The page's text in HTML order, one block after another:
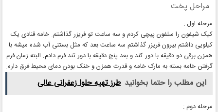
مراحل پخت
مرحله اول :
کیک شیفون را سلفون پیچی کردم و سه ساعت تو فریزر گذاشتم. خامه قنادی یک
کیلویی داشتم بیرون فریزر گذاشتم سه ساعت بعد که مثل بستنی آب شده میشه با
همزن برقی دو دقیقه با دور کند و بعد پنج دقیقه با دور تند فرم دادم. البته زمان فرم
گرفتن خامه بسته به مارک خامه و قدرت همزن و خنک بودن دمای محیط فرق داره.
این مطلب را حتما بخوانید طرز تهیه حلوا زعفرانی عالی
مرحله دوم :